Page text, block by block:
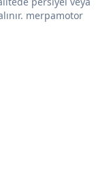
merpamotor